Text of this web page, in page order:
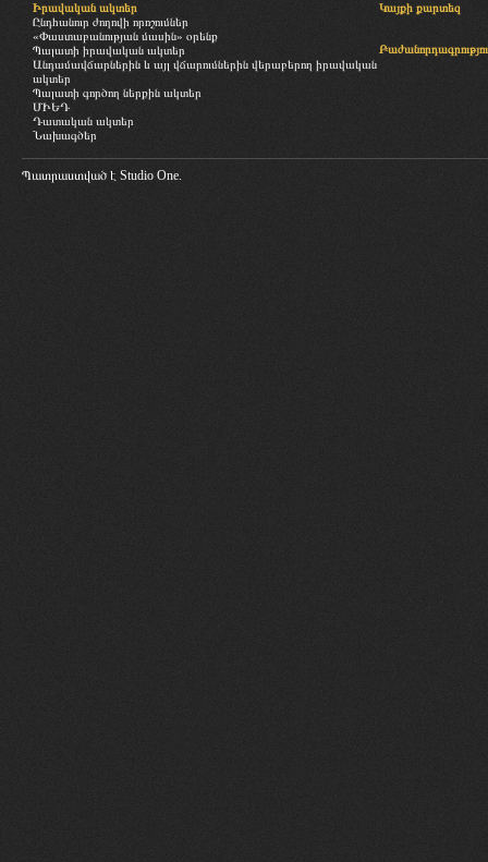
Իրավական ակտեր
Ընդհանուր ժողովի որոշումներ
«Փաստաբանության մասին» օրենք
Պալատի իրավական ակտեր
Անդամավճարներին և այլ վճարումներին վերաբերող իրավական
ակտեր
Պալատի գործող ներքին ակտեր
ՄԻԵԴ
Դատական ակտեր
Նախագծեր
Կայքի քարտեզ
Պատրաստված է Studio One.